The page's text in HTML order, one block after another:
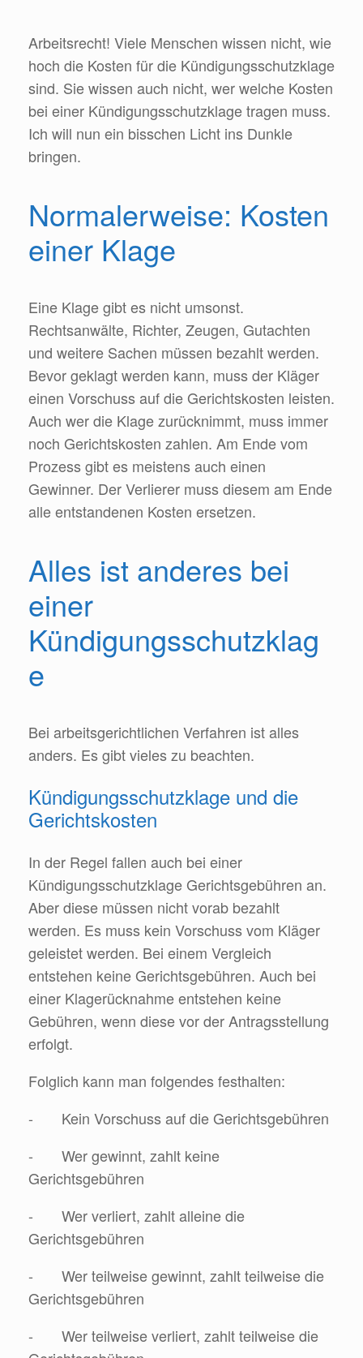
Arbeitsrecht! Viele Menschen wissen nicht, wie
hoch die Kosten für die Kündigungsschutzklage
sind. Sie wissen auch nicht, wer welche Kosten
bei einer Kündigungsschutzklage tragen muss.
Ich will nun ein bisschen Licht ins Dunkle
bringen.
Normalerweise: Kosten
einer Klage
Eine Klage gibt es nicht umsonst.
Rechtsanwälte, Richter, Zeugen, Gutachten
und weitere Sachen müssen bezahlt werden.
Bevor geklagt werden kann, muss der Kläger
einen Vorschuss auf die Gerichtskosten leisten.
Auch wer die Klage zurücknimmt, muss immer
noch Gerichtskosten zahlen. Am Ende vom
Prozess gibt es meistens auch einen
Gewinner. Der Verlierer muss diesem am Ende
alle entstandenen Kosten ersetzen.
Alles ist anderes bei
einer
Kündigungsschutzklag
e
Bei arbeitsgerichtlichen Verfahren ist alles
anders. Es gibt vieles zu beachten.
Kündigungsschutzklage und die
Gerichtskosten
In der Regel fallen auch bei einer
Kündigungsschutzklage Gerichtsgebühren an.
Aber diese müssen nicht vorab bezahlt
werden. Es muss kein Vorschuss vom Kläger
geleistet werden. Bei einem Vergleich
entstehen keine Gerichtsgebühren. Auch bei
einer Klagerücknahme entstehen keine
Gebühren, wenn diese vor der Antragsstellung
erfolgt.
Folglich kann man folgendes festhalten:
- Kein Vorschuss auf die Gerichtsgebühren
- Wer gewinnt, zahlt keine
Gerichtsgebühren
- Wer verliert, zahlt alleine die
Gerichtsgebühren
- Wer teilweise gewinnt, zahlt teilweise die
Gerichtsgebühren
- Wer teilweise verliert, zahlt teilweise die